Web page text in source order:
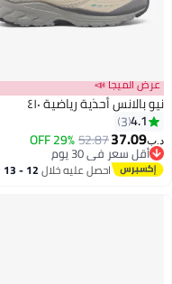
عرض الميجا 📣
نيو بالانس أحذية رياضية ٤١٠
4.1
3
د.ب‏37.09
52.87
29% OFF
أقل سعر في 30 يوم
أقل سعر في 30 يوماحصل عليه خلال 12 - 13
اغسطس